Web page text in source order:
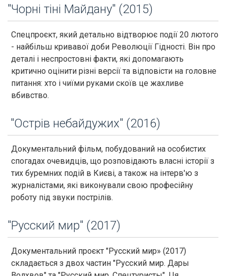
"Чорні тіні Майдану" (2015)
Спецпроєкт, який детально відтворює події 20 лютого
- найбільш кривавої доби Революції Гідності. Він про
деталі і неспростовні факти, які допомагають
критично оцінити різні версії та відповісти на головне
питання: хто і чиїми руками скоїв це жахливе
вбивство.
"Острів небайдужих" (2016)
Документальний фільм, побудований на особистих
спогадах очевидців, що розповідають власні історії з
тих буремних подій в Києві, а також на інтерв'ю з
журналістами, які виконували свою професійну
роботу під звуки пострілів.
"Русский мир" (2017)
Документальний проєкт "Русский мир» (2017)
складається з двох частин "Русский мир. Дары